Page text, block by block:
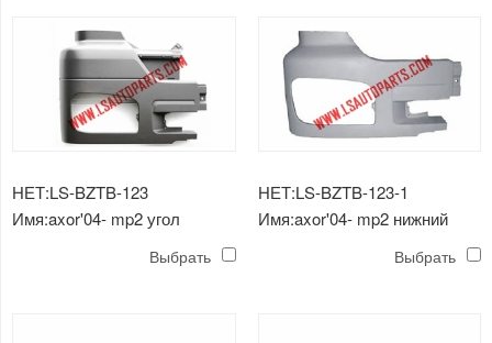
НЕТ:LS-BZTB-123
Имя:axor'04- mp2 угол
Выбрать
НЕТ:LS-BZTB-123-1
Имя:axor'04- mp2 нижний
Выбрать